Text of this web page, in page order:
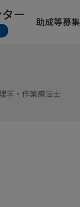
ー
助成等募集
学・作業療法士